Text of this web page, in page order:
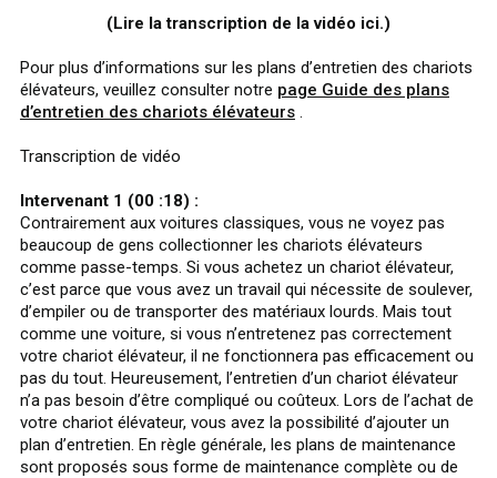
(Lire la transcription de la vidéo ici.)
Pour plus d’informations sur les plans d’entretien des chariots
élévateurs, veuillez consulter notre page Guide des plans
d’entretien des chariots élévateurs .
Transcription de vidéo
Intervenant 1 (00 :18) :
Contrairement aux voitures classiques, vous ne voyez pas
beaucoup de gens collectionner les chariots élévateurs
comme passe-temps. Si vous achetez un chariot élévateur,
c’est parce que vous avez un travail qui nécessite de soulever,
d’empiler ou de transporter des matériaux lourds. Mais tout
comme une voiture, si vous n’entretenez pas correctement
votre chariot élévateur, il ne fonctionnera pas efficacement ou
pas du tout. Heureusement, l’entretien d’un chariot élévateur
n’a pas besoin d’être compliqué ou coûteux. Lors de l’achat de
votre chariot élévateur, vous avez la possibilité d’ajouter un
plan d’entretien. En règle générale, les plans de maintenance
sont proposés sous forme de maintenance complète ou de